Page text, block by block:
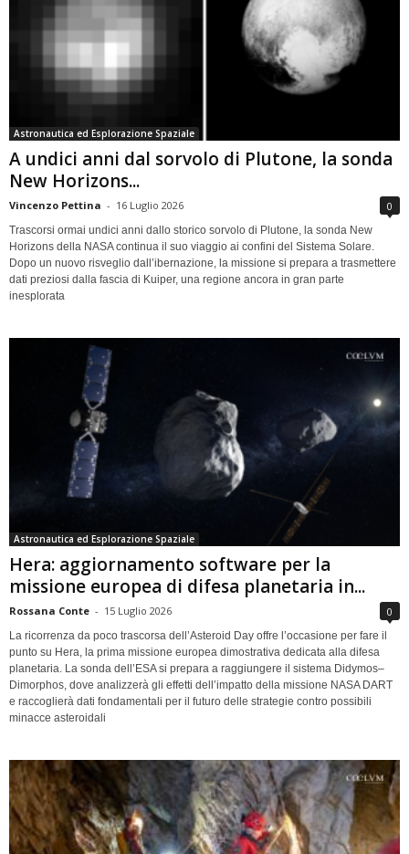
Astronautica ed Esplorazione Spaziale
A undici anni dal sorvolo di Plutone, la sonda
New Horizons...
Vincenzo Pettina - 16 Luglio 2026 0
Trascorsi ormai undici anni dallo storico sorvolo di Plutone, la sonda New
Horizons della NASA continua il suo viaggio ai confini del Sistema Solare.
Dopo un nuovo risveglio dall’ibernazione, la missione si prepara a trasmettere
dati preziosi dalla fascia di Kuiper, una regione ancora in gran parte
inesplorata
Astronautica ed Esplorazione Spaziale
Hera: aggiornamento software per la
missione europea di difesa planetaria in...
Rossana Conte - 15 Luglio 2026 0
La ricorrenza da poco trascorsa dell’Asteroid Day offre l’occasione per fare il
punto su Hera, la prima missione europea dimostrativa dedicata alla difesa
planetaria. La sonda dell’ESA si prepara a raggiungere il sistema Didymos–
Dimorphos, dove analizzerà gli effetti dell’impatto della missione NASA DART
e raccoglierà dati fondamentali per il futuro delle strategie contro possibili
minacce asteroidali